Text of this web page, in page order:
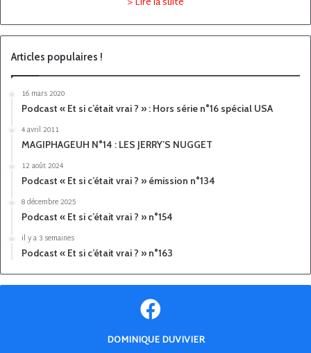
Articles populaires !
16 mars 2020
Podcast « Et si c’était vrai ? » : Hors série n°16 spécial USA
4 avril 2011
MAGIPHAGEUH N°14 : LES JERRY’S NUGGET
12 août 2024
Podcast « Et si c’était vrai ? » émission n°134
8 décembre 2025
Podcast « Et si c’était vrai ? » n°154
il y a 3 semaines
Podcast « Et si c’était vrai ? » n°163
DOMINIQUE DUVIVIER